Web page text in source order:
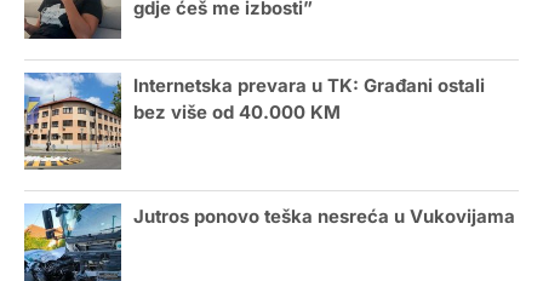
gdje ćeš me izbosti”
Internetska prevara u TK: Građani ostali
bez više od 40.000 KM
Jutros ponovo teška nesreća u Vukovijama